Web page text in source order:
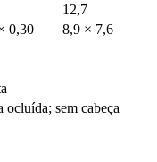
12,7
0,30
8,9 × 7,6
ocluída; sem cabeça